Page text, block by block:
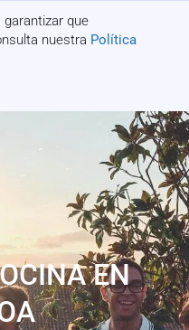
que
nuestra Política
una cotización
EN